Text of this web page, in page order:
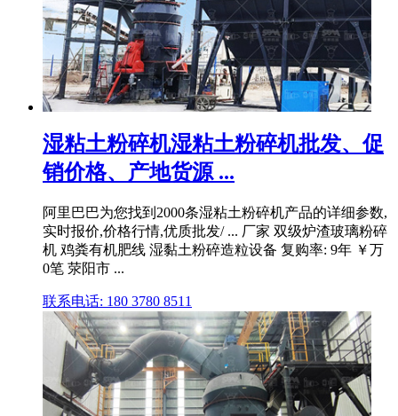
湿粘土粉碎机湿粘土粉碎机批发、促
销价格、产地货源 ...
阿里巴巴为您找到2000条湿粘土粉碎机产品的详细参数,
实时报价,价格行情,优质批发/ ... 厂家 双级炉渣玻璃粉碎
机 鸡粪有机肥线 湿黏土粉碎造粒设备 复购率: 9年 ￥万
0笔 荥阳市 ...
联系电话: 180 3780 8511